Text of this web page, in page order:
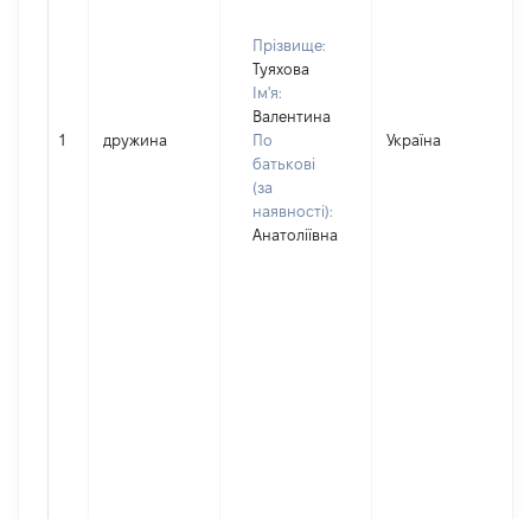
1 дружина
Прізвище:
Туяхова
Ім'я:
Валентина
По
батькові
(за
наявності):
Анатоліївна
Україна